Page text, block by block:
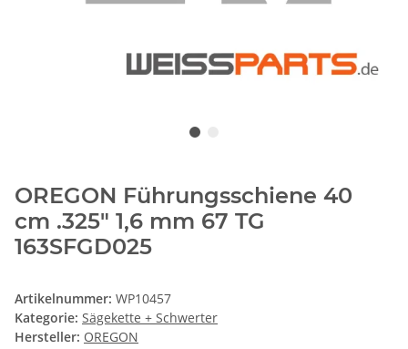
OREGON Führungsschiene 40
cm .325" 1,6 mm 67 TG
163SFGD025
Artikelnummer: WP10457
Kategorie: Sägekette + Schwerter
Hersteller: OREGON